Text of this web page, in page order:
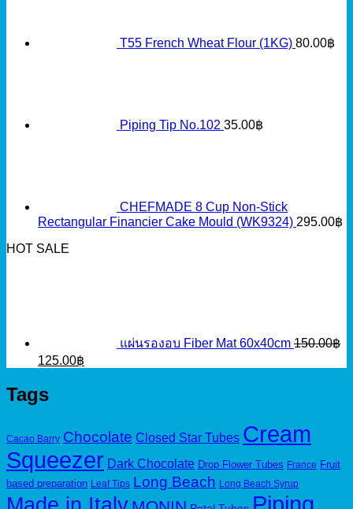
T55 French Wheat Flour (1KG) 80.00฿
Piping Tip No.102 35.00฿
CHEFMADE 8 Cup Non-Stick
Rectangular Financier Cake Mould (WK9324) 295.00฿
HOT SALE
แผ่นรองอบ Fiber Mat 60x40cm 150.00฿
Original
150.00฿.
125.00฿
Tags
Cacao Barry Chocolate Closed Star Tubes Cream
Squeezer Dark Chocolate Drop Flower Tubes France Fruit
based preparation Leaf Tips Long Beach Long Beach Syrup